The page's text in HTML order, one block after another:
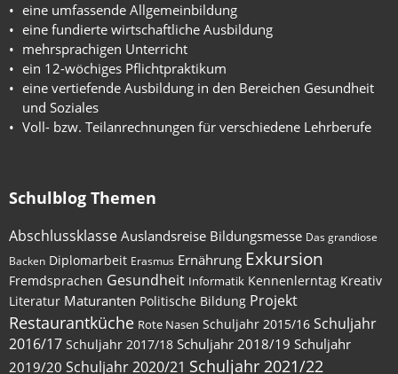
eine umfassende Allgemeinbildung
eine fundierte wirtschaftliche Ausbildung
mehrsprachigen Unterricht
ein 12-wöchiges Pflichtpraktikum
eine vertiefende Ausbildung in den Bereichen Gesundheit
und Soziales
Voll- bzw. Teilanrechnungen für verschiedene Lehrberufe
Schulblog Themen
AbschlussklasseAuslandsreise Bildungsmesse Das grandiose
Backen Diplomarbeit Erasmus Ernährung Exkursion
Fremdsprachen Gesundheit Informatik Kennenlerntag Kreativ
Literatur Maturanten Politische Bildung Projekt
Restaurantküche Rote Nasen Schuljahr 2015/16 Schuljahr
2016/17 Schuljahr 2017/18 Schuljahr 2018/19 Schuljahr
2019/20 Schuljahr 2020/21 Schuljahr 2021/22